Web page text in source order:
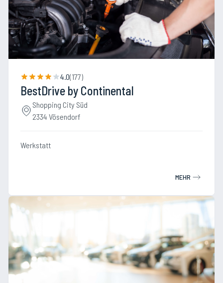
4.0(177)
BestDrive by Continental
Shopping City Süd
2334 Vösendorf
Werkstatt
MEHR